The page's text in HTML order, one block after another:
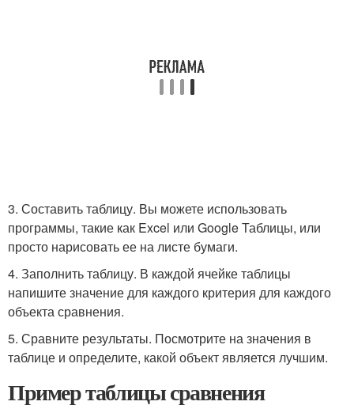
3. Составить таблицу. Вы можете использовать
программы, такие как Excel или Google Таблицы, или
просто нарисовать ее на листе бумаги.
4. Заполнить таблицу. В каждой ячейке таблицы
напишите значение для каждого критерия для каждого
объекта сравнения.
5. Сравните результаты. Посмотрите на значения в
таблице и определите, какой объект является лучшим.
Пример таблицы сравнения